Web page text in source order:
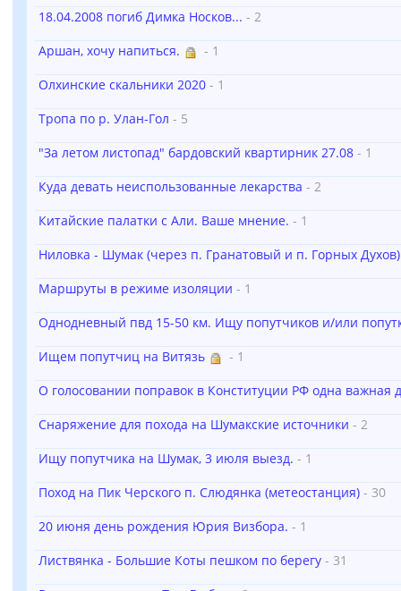
18.04.2008 погиб Димка Носков... - 2
Аршан, хочу напиться.
- 1
Олхинские скальники 2020 - 1
Тропа по р. Улан-Гол - 5
"За летом листопад" бардовский квартирник 27.08 - 1
Куда девать неиспользованные лекарства - 2
Китайские палатки с Али. Ваше мнение. - 1
Ниловка - Шумак (через п. Гранатовый и п. Горных
Маршруты в режиме изоляции - 1
Однодневный пвд 15-50 км. Ищу попутчиков и/или
Ищем попутчиц на Витязь
- 1
О голосовании поправок в Конституции РФ одна важная
Снаряжение для похода на Шумакские источники - 2
Ищу попутчика на Шумак, 3 июля выезд. - 1
Поход на Пик Черского п. Слюдянка (метеостанция) - 30
20 июня день рождения Юрия Визбора. - 1
Листвянка - Большие Коты пешком по берегу - 31